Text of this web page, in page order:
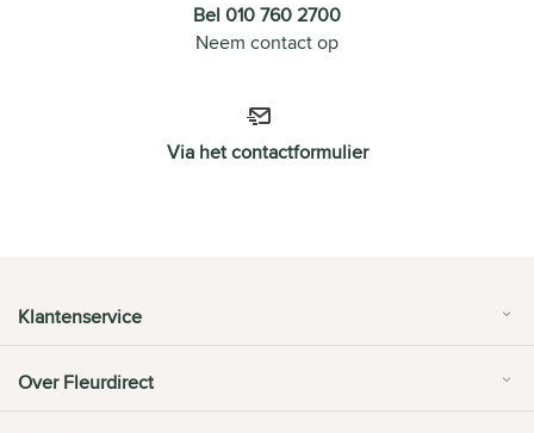
Bel 010 760 2700
Neem contact op
Via het contactformulier
Klantenservice
Over Fleurdirect